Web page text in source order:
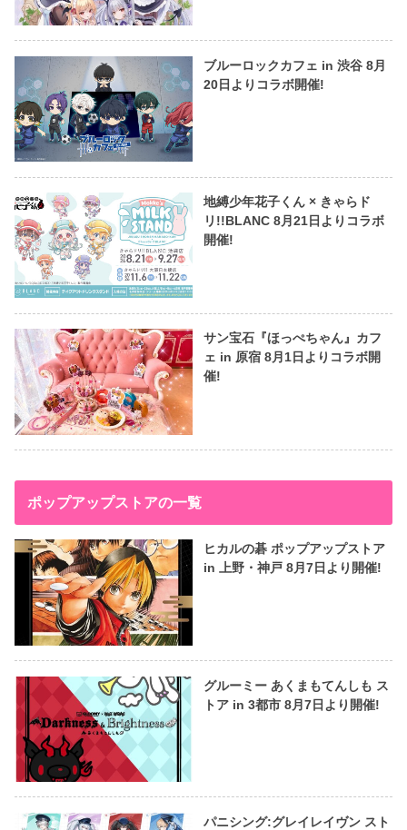
ブルーロックカフェ in 渋谷 8月
20日よりコラボ開催!
地縛少年花子くん × きゃらド
リ!!BLANC 8月21日よりコラボ
開催!
サン宝石『ほっぺちゃん』カフ
ェ in 原宿 8月1日よりコラボ開
催!
ポップアップストアの一覧
ヒカルの碁 ポップアップストア
in 上野・神戸 8月7日より開催!
グルーミー あくまもてんしも ス
トア in 3都市 8月7日より開催!
パニシング:グレイレイヴン スト